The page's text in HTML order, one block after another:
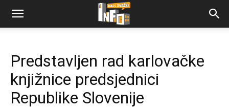
Predstavljen rad karlovačke
knjižnice predsjednici
Republike Slovenije